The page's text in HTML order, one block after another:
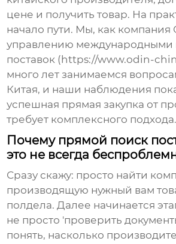
цене и получить товар. На
начало пути. Мы, как
управлению международными
поставок (https://www.odin-
много лет занимаемся
Китая, и наши наблюдения
успешная прямая закупка от
требует комплексного подхода.
Почему прямой поиск
это не всегда
Сразу скажу: просто найти
производящую нужный вам
полдела. Далее начинается
не просто 'проверить
понять, насколько